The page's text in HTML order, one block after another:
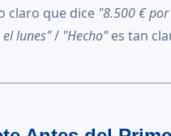
claro que dice "8.500 €
lunes"/ "Hecho"es tan